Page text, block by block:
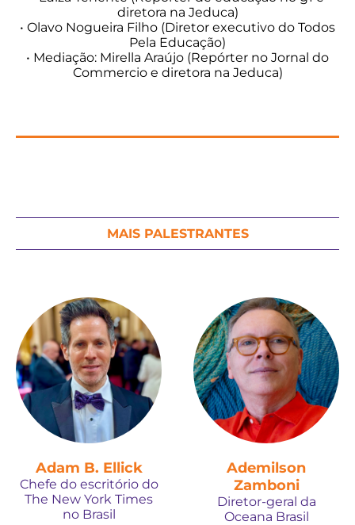
diretora na Jeduca)
• Olavo Nogueira Filho (Diretor executivo do Todos
Pela Educação)
• Mediação: Mirella Araújo (Repórter no Jornal do
Commercio e diretora na Jeduca)
MAIS PALESTRANTES
Adam B. Ellick
Chefe do escritório do
The New York Times
no Brasil
Ademilson
Zamboni
Diretor-geral da
Oceana Brasil